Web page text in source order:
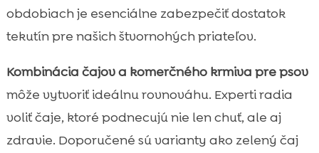
obdobiach je esenciálne zabezpečiť dostatok
tekutín pre našich štvornohých priateľov.
Kombinácia čajov a komerčného krmiva pre psov
môže vytvoriť ideálnu rovnováhu. Experti radia
voliť čaje, ktoré podnecujú nie len chuť, ale aj
zdravie. Doporučené sú varianty ako zelený čaj